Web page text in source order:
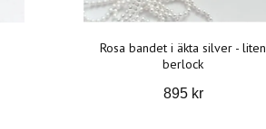
Rosa bandet i äkta silver - liten
berlock
895 kr